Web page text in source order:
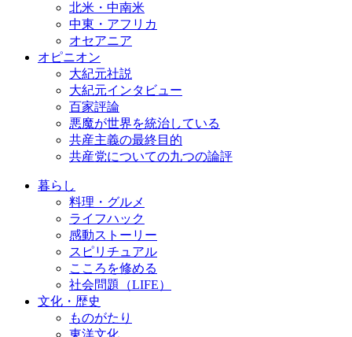
北米・中南米
中東・アフリカ
オセアニア
オピニオン
大紀元社説
大紀元インタビュー
百家評論
悪魔が世界を統治している
共産主義の最終目的
共産党についての九つの論評
暮らし
料理・グルメ
ライフハック
感動ストーリー
スピリチュアル
こころを修める
社会問題（LIFE）
文化・歴史
ものがたり